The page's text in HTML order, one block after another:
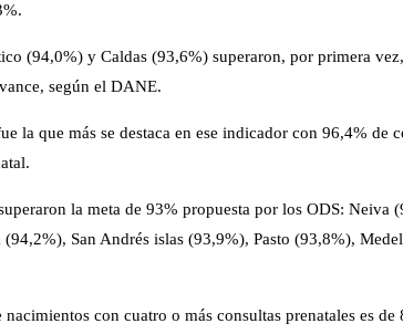
(94,0%) y Caldas (93,6%) superaron, por primera
según el DANE.
la que más se destaca en ese indicador con 96,4% de
la meta de 93% propuesta por los ODS: Neiva
San Andrés islas (93,9%), Pasto (93,8%),
con cuatro o más consultas prenatales es